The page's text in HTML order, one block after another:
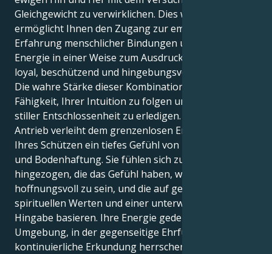
Gleichgewicht zu verwirklichen. Dies wiederum
ermöglicht Ihnen den Zugang zur emotionalen
Erfahrung menschlicher Bindungen und bringt Ihre
Energie in einer Weise zum Ausdruck, die erstaunlich
loyal, beschützend und hingebungsvoll sein kann.
Die wahre Stärke dieser Kombination ist Ihre
Fähigkeit, Ihrer Intuition zu folgen und die Dinge mit
stiller Entschlossenheit zu erledigen. Ihr Waage-
Antrieb verleiht dem grenzenlosen Enthusiasmus
Ihres Schützen ein tiefes Gefühl von Zielstrebigkeit
und Bodenhaftung. Sie fühlen sich zu Beziehungen
hingezogen, die das Gefühl haben, weit und
hoffnungsvoll zu sein, und die auf gemeinsamen
spirituellen Werten und einer unterwürfigen
Hingabe basieren. Ihre Energie gedeiht gut in einer
Umgebung, in der gegenseitige Ehrfurcht und
kontinuierliche Erkundung herrschen.